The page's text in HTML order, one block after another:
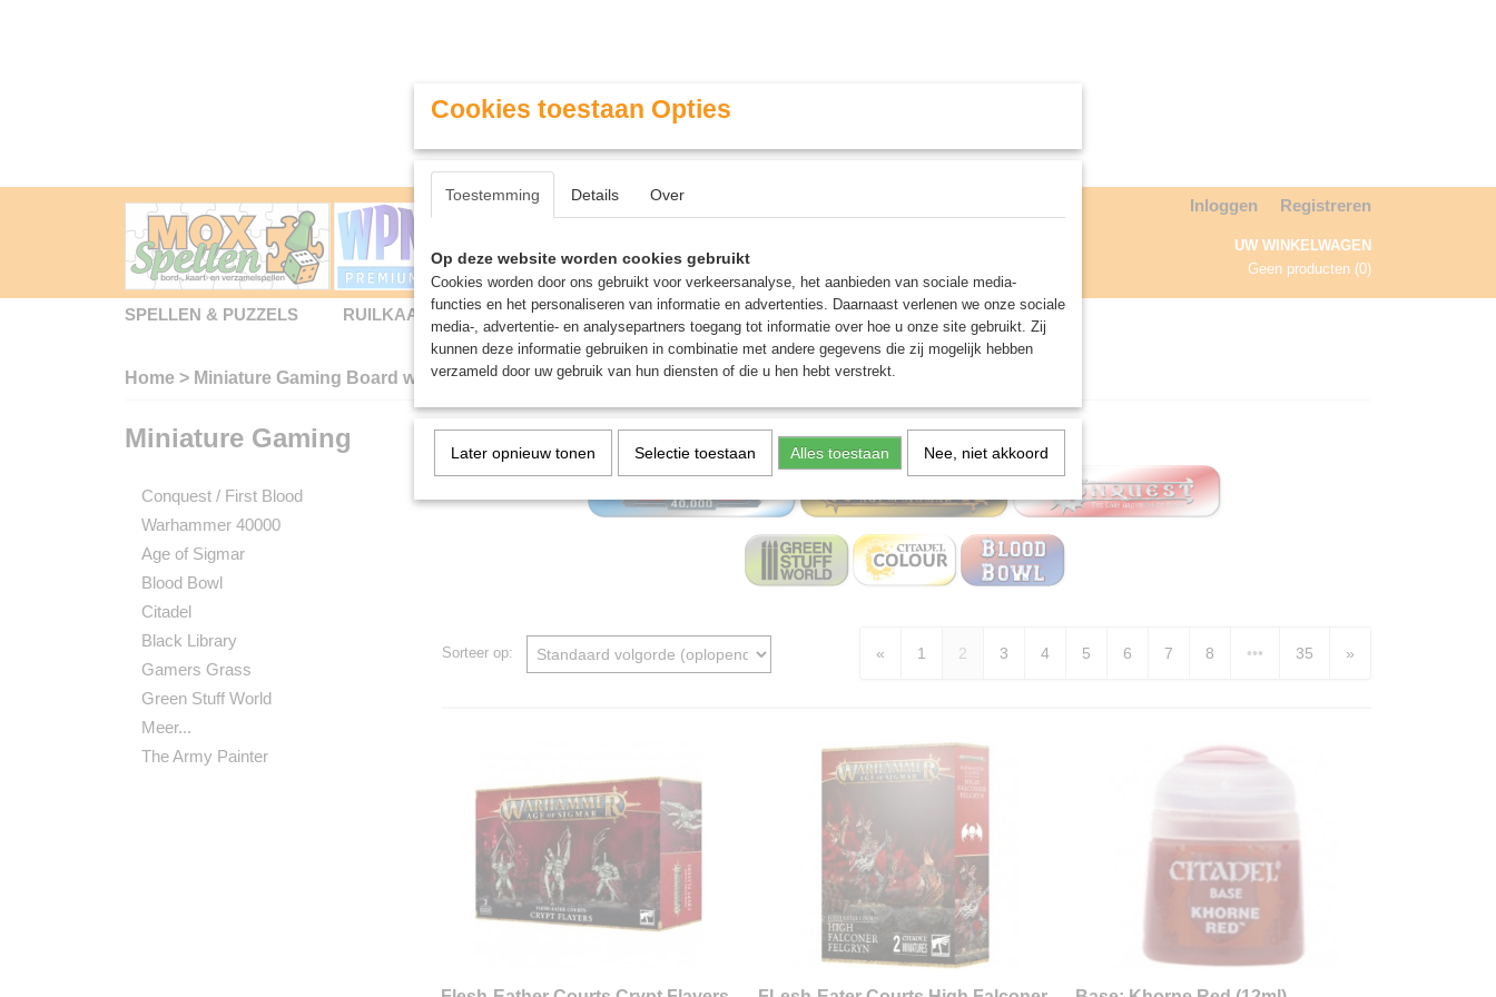
Contact & Openingstijden Inloggen Registreren
UW WINKELWAGEN
Geen producten (0)
SPELLEN & PUZZELS RUILKAARTEN MINIATURE GAMING ROLE PLAYING GAMES AGENDA
Home > Miniature Gaming Board wargames - Mox bordspellen
Miniature Gaming
Conquest / First Blood
Warhammer 40000
Age of Sigmar
Blood Bowl
Citadel
Black Library
Gamers Grass
Green Stuff World
Meer...
The Army Painter
Sorteer op: « 1 2 3 4 5 6 7 8 ••• 35 »
Cookies toestaan Opties
Toestemming Details Over
Op deze website worden cookies gebruikt
Cookies worden door ons gebruikt voor verkeersanalyse, het aanbieden van sociale media-
functies en het personaliseren van informatie en advertenties. Daarnaast verlenen we onze sociale
media-, advertentie- en analysepartners toegang tot informatie over hoe u onze site gebruikt. Zij
kunnen deze informatie gebruiken in combinatie met andere gegevens die zij mogelijk hebben
verzameld door uw gebruik van hun diensten of die u hen hebt verstrekt.
Later opnieuw tonen Selectie toestaan Alles toestaan Nee, niet akkoord